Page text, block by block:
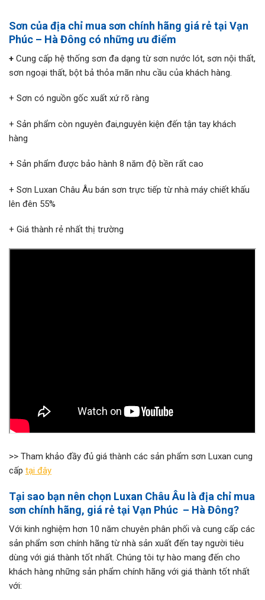
Sơn của địa chỉ mua sơn chính hãng giá rẻ tại Vạn
Phúc – Hà Đông có những ưu điểm
+ Cung cấp hệ thống sơn đa dạng từ sơn nước lót, sơn nội thất,
sơn ngoại thất, bột bả thỏa mãn nhu cầu của khách hàng.
+ Sơn có nguồn gốc xuất xứ rõ ràng
+ Sản phẩm còn nguyên đai,nguyên kiện đến tận tay khách
hàng
+ Sản phẩm được bảo hành 8 năm độ bền rất cao
+ Sơn Luxan Châu Âu bán sơn trực tiếp từ nhà máy chiết khấu
lên đên 55%
+ Giá thành rẻ nhất thị trường
>> Tham khảo đầy đủ giá thành các sản phẩm sơn Luxan cung
cấp tại đây
Tại sao bạn nên chọn Luxan Châu Âu là địa chỉ mua
sơn chính hãng, giá rẻ tại Vạn Phúc – Hà Đông?
Với kinh nghiệm hơn 10 năm chuyên phân phối và cung cấp các
sản phẩm sơn chính hãng từ nhà sản xuất đến tay người tiêu
dùng với giá thành tốt nhất. Chúng tôi tự hào mang đến cho
khách hàng những sản phẩm chính hãng với giá thành tốt nhất
với: